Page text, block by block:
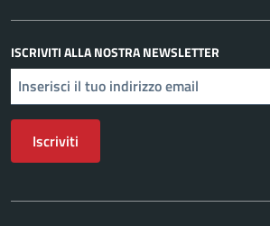
ISCRIVITI ALLA NOSTRA NEWSLETTER